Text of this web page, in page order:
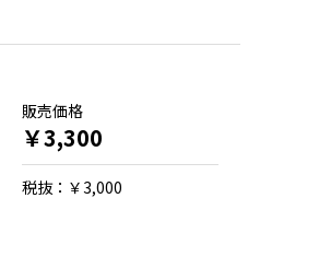
販売価格
￥3,300
税抜：￥3,000